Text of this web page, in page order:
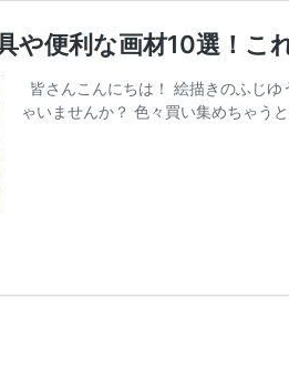
や便利な画材10選！こ
皆さんこんにちは！ 絵描きのふじ
ゃいませんか？ 色々買い集めちゃう